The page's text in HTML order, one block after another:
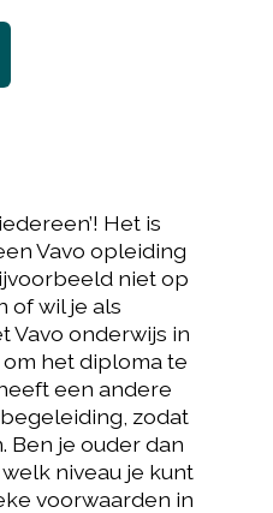
Het is
Vavo opleiding
niet op
of wil je als
Vavo onderwijs in
het diploma te
een andere
zodat
Ben je ouder dan
niveau je kunt
voorwaarden in